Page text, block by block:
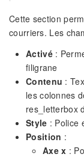
Cette section
courriers. Les
Activé:
filigrane
Contenu :
les colonnes
res_letterbox
Style : Police
Position :
Axe x :